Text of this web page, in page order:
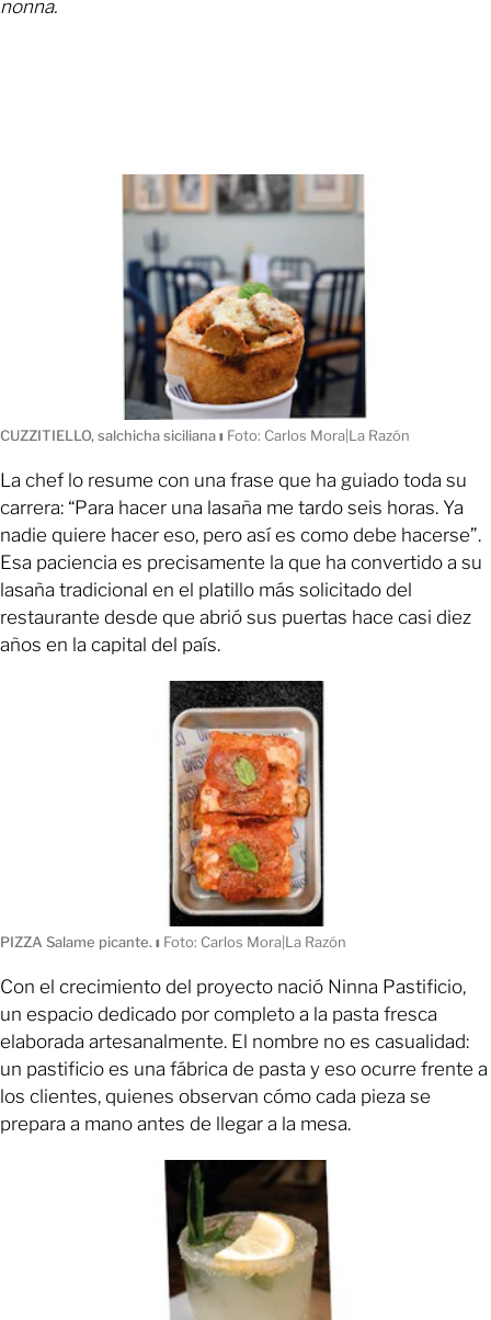
nonna.
CUZZITIELLO, salchicha sicilianaı Foto: Carlos Mora|La Razón
La chef lo resume con una frase que ha guiado toda su
carrera: “Para hacer una lasaña me tardo seis horas. Ya
nadie quiere hacer eso, pero así es como debe hacerse”.
Esa paciencia es precisamente la que ha convertido a su
lasaña tradicional en el platillo más solicitado del
restaurante desde que abrió sus puertas hace casi diez
años en la capital del país.
PIZZA Salame picante. ı Foto: Carlos Mora|La Razón
Con el crecimiento del proyecto nació Ninna Pastificio,
un espacio dedicado por completo a la pasta fresca
elaborada artesanalmente. El nombre no es casualidad:
un pastificio es una fábrica de pasta y eso ocurre frente a
los clientes, quienes observan cómo cada pieza se
prepara a mano antes de llegar a la mesa.